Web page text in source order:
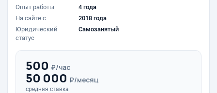
Опыт работы
4 года
На сайте с
2018 года
Юридический
статус
Самозанятый
500 ₽/час
50 000 ₽/месяц
средняя ставка